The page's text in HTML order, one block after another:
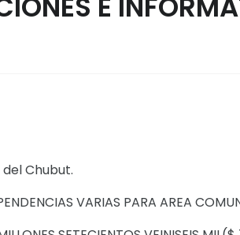
Chubut.
VARIAS PARA AREA